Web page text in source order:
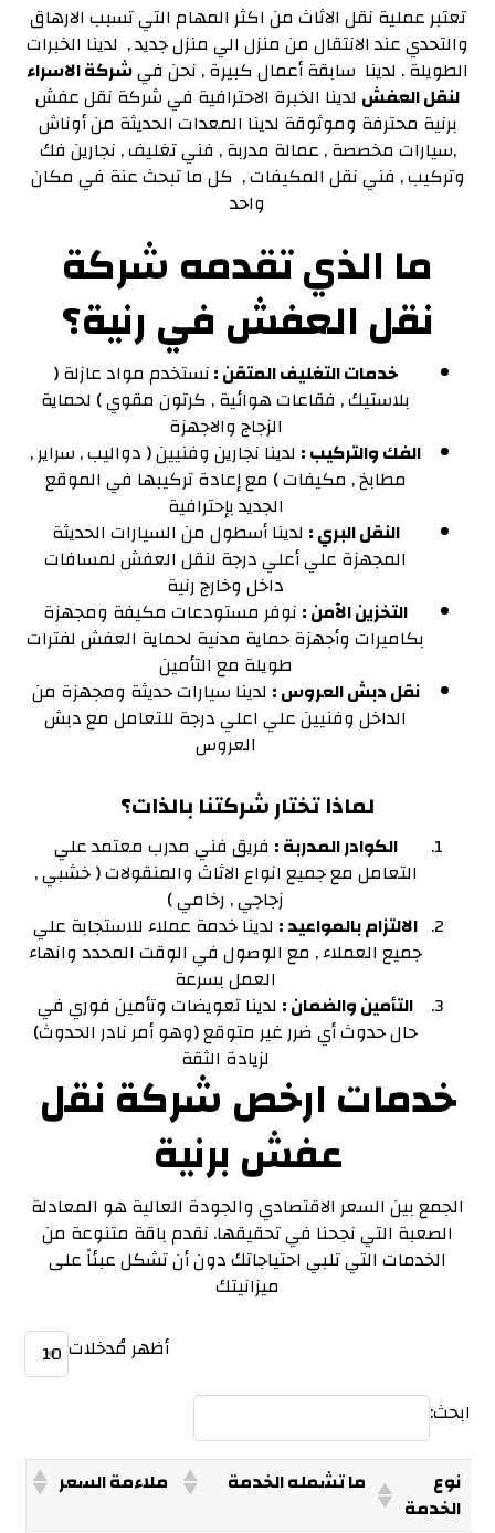
تعتبر عملية نقل الاثاث من اكثر المهام التي تسبب الارهاق
والتحدي عند الانتقال من منزل الي منزل جديد , لدينا الخبرات
الطويلة . لدينا سابقة أعمال كبيرة , نحن فيشركة الاسراء
لنقل العفش لدينا الخبرة الاحترافية في شركة نقل عفش
برنية محترفة وموثوقة لدينا المعدات الحديثة من أوناش
,سيارات مخصصة , عمالة مدربة , فني تغليف , نجارين فك
وتركيب , فني نقل المكيفات , كل ما تبحث عنة في مكان
واحد
ما الذي تقدمه شركة
نقل العفش في رنية؟
خدمات التغليف المتقن :نستخدم مواد عازلة (
بلاستيك , فقاعات هوائية , كرتون مقوي ) لحماية
الزجاج والاجهزة
الفك والتركيب : لدينا نجارين وفنيين ( دواليب , سراير ,
مطابخ , مكيفات ) مع إعادة تركيبها في الموقع
الجديد بإحترافية
النقل البري : لدينا أسطول من السيارات الحديثة
المجهزة علي أعلي درجة لنقل العفش لمسافات
داخل وخارج رنية
التخزين الآمن : نوفر مستودعات مكيفة ومجهزة
بكاميرات وأجهزة حماية مدنية لحماية العفش لفترات
طويلة مع التأمين
نقل دبش العروس : لدينا سيارات حديثة ومجهزة من
الداخل وفنيين علي اعلي درجة للتعامل مع دبش
العروس
لماذا تختار شركتنا بالذات؟
الكوادر المدربة : فريق فني مدرب معتمد علي
التعامل مع جميع انواع الاثاث والمنقولات ( خشبي ,
زجاجي , رخامي )
الالتزام بالمواعيد : لدينا خدمة عملاء للاستجابة علي
جميع العملاء , مع الوصول في الوقت المحدد وانهاء
العمل بسرعة
التأمين والضمان : لدينا تعويضات وتأمين فوري في
حال حدوث أي ضرر غير متوقع (وهو أمر نادر الحدوث)
لزيادة الثقة
خدمات ارخص شركة نقل
عفش برنية
الجمع بين السعر الاقتصادي والجودة العالية هو المعادلة
الصعبة التي نجحنا في تحقيقها. نقدم باقة متنوعة من
الخدمات التي تلبي احتياجاتك دون أن تشكل عبئاً على
ميزانيتك
أظهر مُدخلات
ابحث:
نوع
الخدمة
ما تشمله الخدمة ملاءمة السعر